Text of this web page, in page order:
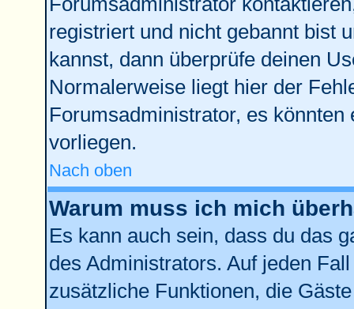
registriert und nicht gebannt bist
kannst, dann überprüfe deinen
Normalerweise liegt hier der
Forumsadministrator, es
vorliegen.
Nach oben
Warum muss ich mich
Es kann auch sein, dass du das
des Administrators. Auf jeden
zusätzliche Funktionen, die